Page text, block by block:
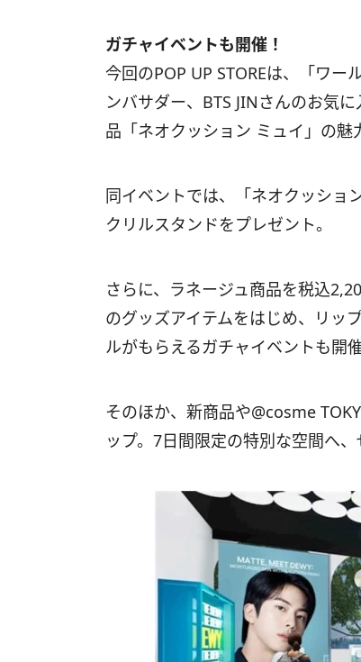
ガチャイベントも開催！
今回のPOP UP STOREは、「ワー
ンバサダー、BTS JINさんのお気
品「ネオクッション ミュイ」の魅
同イベントでは、「ネオクッショ
クリルスタンドをプレゼント。
さらに、ラネージュ商品を税込
のグッズアイテムをはじめ、リッ
ルがもらえるガチャイベントも開催
そのほか、新商品や@cosme
ップ。7日間限定の特別な空間へ